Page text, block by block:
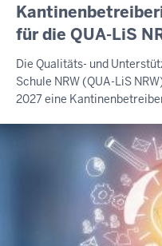
für die QUA-LiS
Die Qualitäts- und
Schule NRW (QUA-LiS
2027 eine